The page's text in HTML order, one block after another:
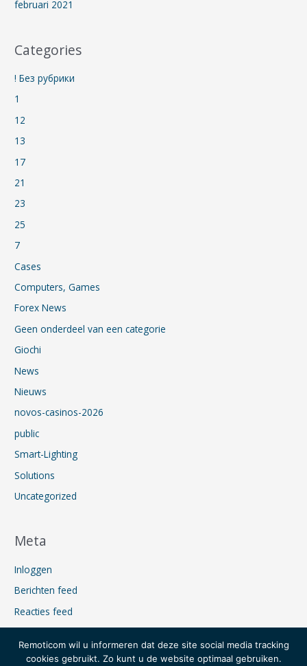
februari 2021
Categories
! Без рубрики
1
12
13
17
21
23
25
7
Cases
Computers, Games
Forex News
Geen onderdeel van een categorie
Giochi
News
Nieuws
novos-casinos-2026
public
Smart-Lighting
Solutions
Uncategorized
Meta
Inloggen
Berichten feed
Reacties feed
WordPress.org
Remoticom wil u informeren dat deze site social media tracking
cookies gebruikt. Zo kunt u de website optimaal gebruiken.